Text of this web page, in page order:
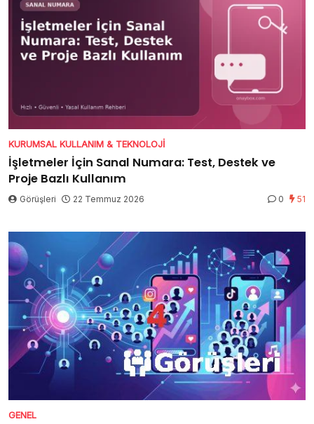
KURUMSAL KULLANIM & TEKNOLOJI
İşletmeler İçin Sanal Numara: Test, Destek ve
Proje Bazlı Kullanım
Görüşleri 22 Temmuz 2026 0 51
GENEL